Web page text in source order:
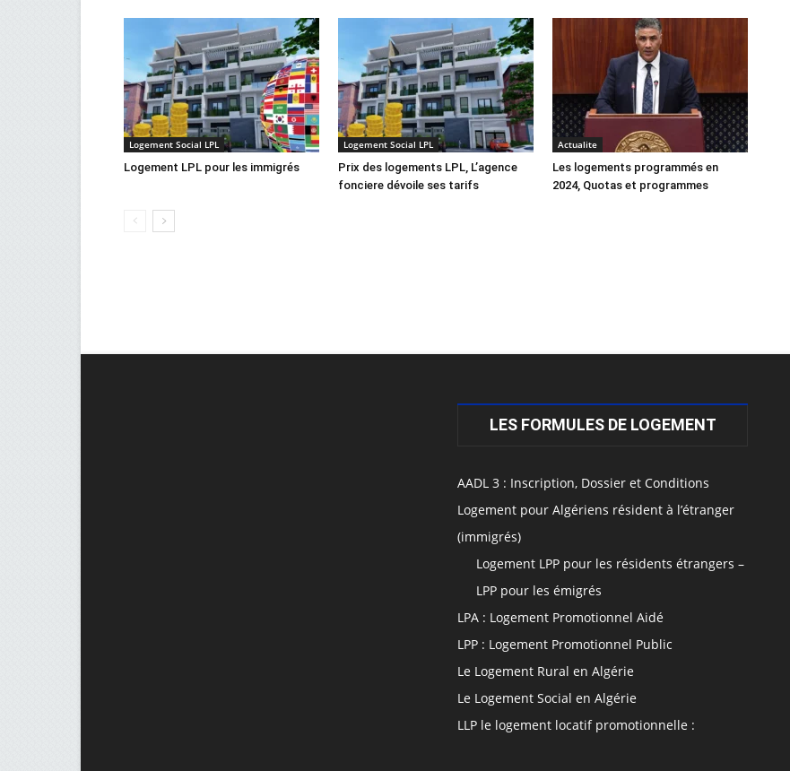
Logement Social LPL
Logement LPL pour les immigrés
Logement Social LPL
Prix des logements LPL, L’agence
fonciere dévoile ses tarifs
Actualite
Les logements programmés en
2024, Quotas et programmes
LES FORMULES DE LOGEMENT
AADL 3 : Inscription, Dossier et Conditions
Logement pour Algériens résident à l’étranger
(immigrés)
Logement LPP pour les résidents étrangers –
LPP pour les émigrés
LPA : Logement Promotionnel Aidé
LPP : Logement Promotionnel Public
Le Logement Rural en Algérie
Le Logement Social en Algérie
LLP le logement locatif promotionnelle :